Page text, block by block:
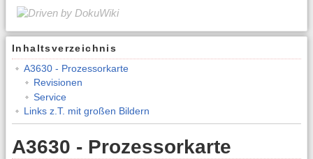
Inhaltsverzeichnis
A3630 - Prozessorkarte
Revisionen
Service
Links z.T. mit großen Bildern
A3630 - Prozessorkarte